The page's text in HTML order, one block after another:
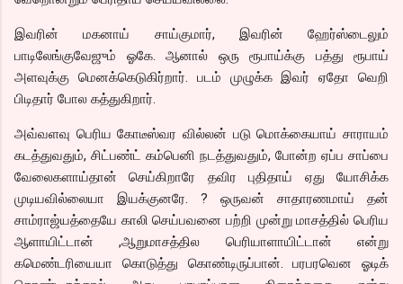
இவரின் மகனாய் சாய்குமார், இவரின் ஹேர்ஸ்டைலும்
பாடிலேங்குவேஜும் ஓகே. ஆனால் ஒரு ரூபாய்க்கு பத்து ரூபாய்
அளவுக்கு மெனக்கெடுகிர்றார். படம் முழுக்க இவர் ஏதோ வெறி
பிடிதார் போல கத்துகிறார்.
அவ்வளவு பெரிய கோடீஸ்வர வில்லன் படு மொக்கையாய் சாராயம்
கடத்துவதும், சிட்பண்ட் கம்பெனி நடத்துவதும், போன்ற ஏப்ப சாப்பை
வேலைகளாய்தான் செய்கிறாரே தவிர புதிதாய் ஏது யோசிக்க
முடியவில்லையா இயக்குனரே. ? ஒருவன் சாதாரணமாய் தன்
சாம்ராஜ்யத்தையே காலி செய்பவனை பற்றி முன்று மாசத்தில் பெரிய
ஆளாயிட்டான் ,ஆறுமாசத்தில பெரியாளாயிட்டான் என்று
கமெண்டரியையா கொடுத்து கொண்டிருப்பான். பரபரவென ஓடிக்